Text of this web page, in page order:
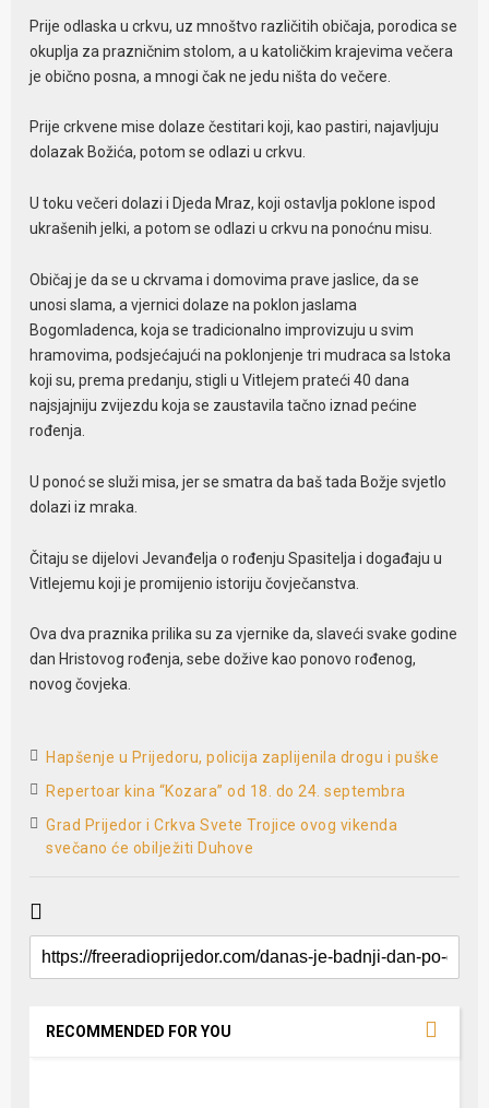
Prije odlaska u crkvu, uz mnoštvo različitih običaja, porodica se
okuplja za prazničnim stolom, a u katoličkim krajevima večera
je obično posna, a mnogi čak ne jedu ništa do večere.
Prije crkvene mise dolaze čestitari koji, kao pastiri, najavljuju
dolazak Božića, potom se odlazi u crkvu.
U toku večeri dolazi i Djeda Mraz, koji ostavlja poklone ispod
ukrašenih jelki, a potom se odlazi u crkvu na ponoćnu misu.
Običaj je da se u ckrvama i domovima prave jaslice, da se
unosi slama, a vjernici dolaze na poklon jaslama
Bogomladenca, koja se tradicionalno improvizuju u svim
hramovima, podsjećajući na poklonjenje tri mudraca sa Istoka
koji su, prema predanju, stigli u Vitlejem prateći 40 dana
najsjajniju zvijezdu koja se zaustavila tačno iznad pećine
rođenja.
U ponoć se služi misa, jer se smatra da baš tada Božje svjetlo
dolazi iz mraka.
Čitaju se dijelovi Jevanđelja o rođenju Spasitelja i događaju u
Vitlejemu koji je promijenio istoriju čovječanstva.
Ova dva praznika prilika su za vjernike da, slaveći svake godine
dan Hristovog rođenja, sebe dožive kao ponovo rođenog,
novog čovjeka.
Hapšenje u Prijedoru, policija zaplijenila drogu i puške
Repertoar kina “Kozara” od 18. do 24. septembra
Grad Prijedor i Crkva Svete Trojice ovog vikenda
svečano će obilježiti Duhove
RECOMMENDED FOR YOU